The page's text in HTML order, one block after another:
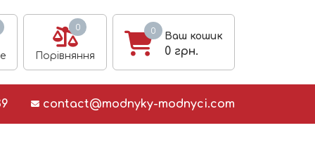
0
Порівняння
0
Ваш кошик
0 грн.
contact@modnyky-modnyci.com